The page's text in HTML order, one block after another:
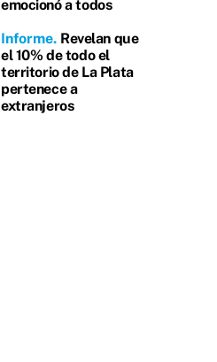
emocionó a todos
Informe Revelan que
el 10% de todo el
territorio de La Plata
pertenece a
extranjeros